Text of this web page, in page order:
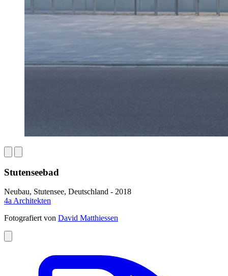
Stutenseebad
Neubau, Stutensee, Deutschland - 2018
4a Architekten
Fotografiert von David Matthiessen